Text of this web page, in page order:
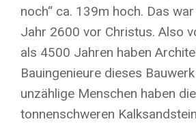
noch“ ca. 139m hoch. Das
Jahr 2600 vor Christus. Also
als 4500 Jahren haben
Bauingenieure dieses
unzählige Menschen haben die
tonnenschweren